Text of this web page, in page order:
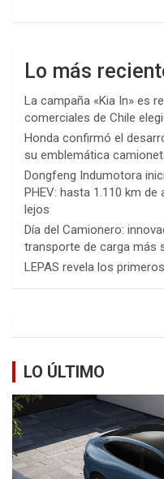
Lo más
La campaña «Kia In» es
comerciales de Chile
Honda confirmó el
su emblemática
Dongfeng Indumotora
PHEV: hasta 1.110 km
lejos
Día del Camionero:
transporte de carga más
LEPAS revela los
LO ÚLTIMO